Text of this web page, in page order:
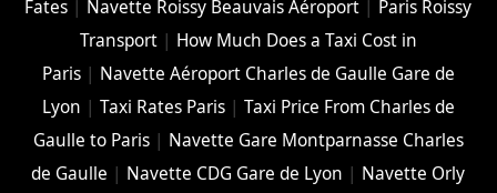
Fates | Navette Roissy Beauvais Aéroport | Paris Roissy
Transport| How Much Does a Taxi Cost in
Paris| Navette Aéroport Charles de Gaulle Gare de
Lyon | Taxi Rates Paris| Taxi Price From Charles de
Gaulle to Paris| Navette Gare Montparnasse Charles
de Gaulle | Navette CDG Gare de Lyon | Navette Orly